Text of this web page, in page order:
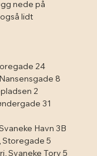
nede på
lidt
24
8
2
31
Havn 3B
Storegade 5
Svaneke Torv 5